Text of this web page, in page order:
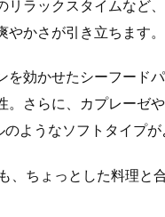
リラックスタイムなど
かさが引き立ちます。
を効かせたシーフード
。さらに、カプレーゼ
ようなソフトタイプが
、ちょっとした料理と